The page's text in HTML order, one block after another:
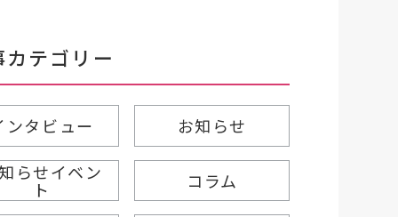
カテゴリー
ンタビュー
お知らせ
らせイベン
ト コラム